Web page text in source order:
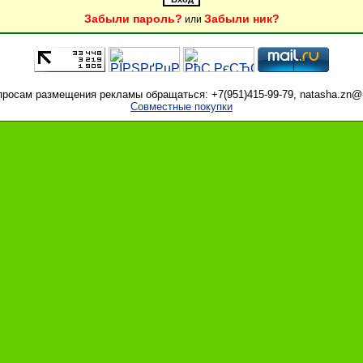
Забыли пароль? или Забыли ник?
размещения рекламы обращаться: +7(951)415-99-79,
Совместные покупки